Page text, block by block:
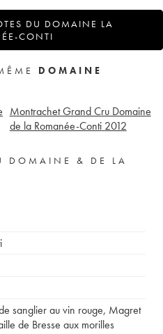
DU DOMAINE LA
CONTI
DOMAINE
Montrachet Grand Cru Domaine
de la Romanée-Conti 2012
DOMAINE & DE LA
sanglier au vin rouge, Magret
de Bresse aux morilles